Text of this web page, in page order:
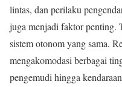
lintas, dan perilaku
juga menjadi faktor penting.
sistem otonom yang sama.
mengakomodasi berbagai
pengemudi hingga